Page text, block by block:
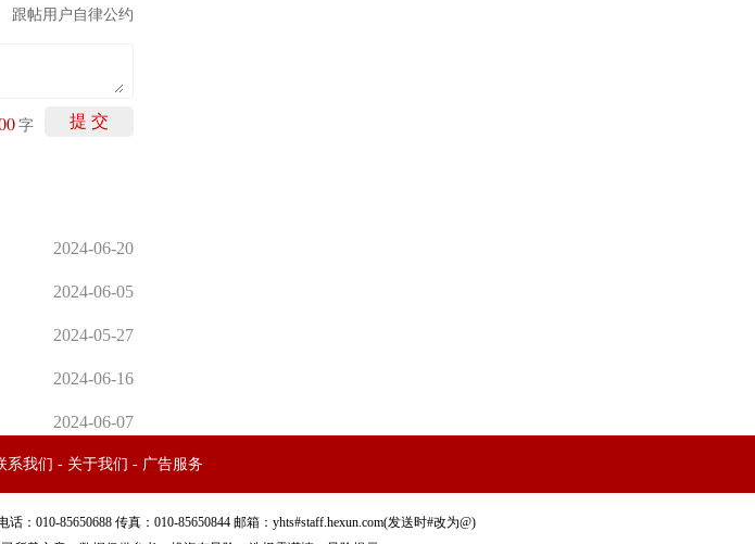
跟帖用户自律公约
提 交
字
2024-06-20
2024-06-05
2024-05-27
2024-06-16
2024-06-07
系我们 - 关于我们 - 广告服务
010-85650688 传真：010-85650844 邮箱：yhts#staff.hexun.com(发送时#改为@)